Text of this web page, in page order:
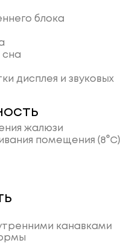
блока
сна
дисплея и звуковых
жалюзи
Защита от замораживания помещения (8°C)